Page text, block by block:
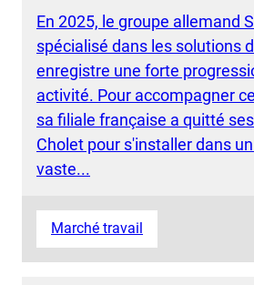
En 2025, le groupe allemand
spécialisé dans les solutions
enregistre une forte
activité. Pour accompagner
sa filiale française a quitté
Cholet pour s'installer dans
vaste...
Marché travail